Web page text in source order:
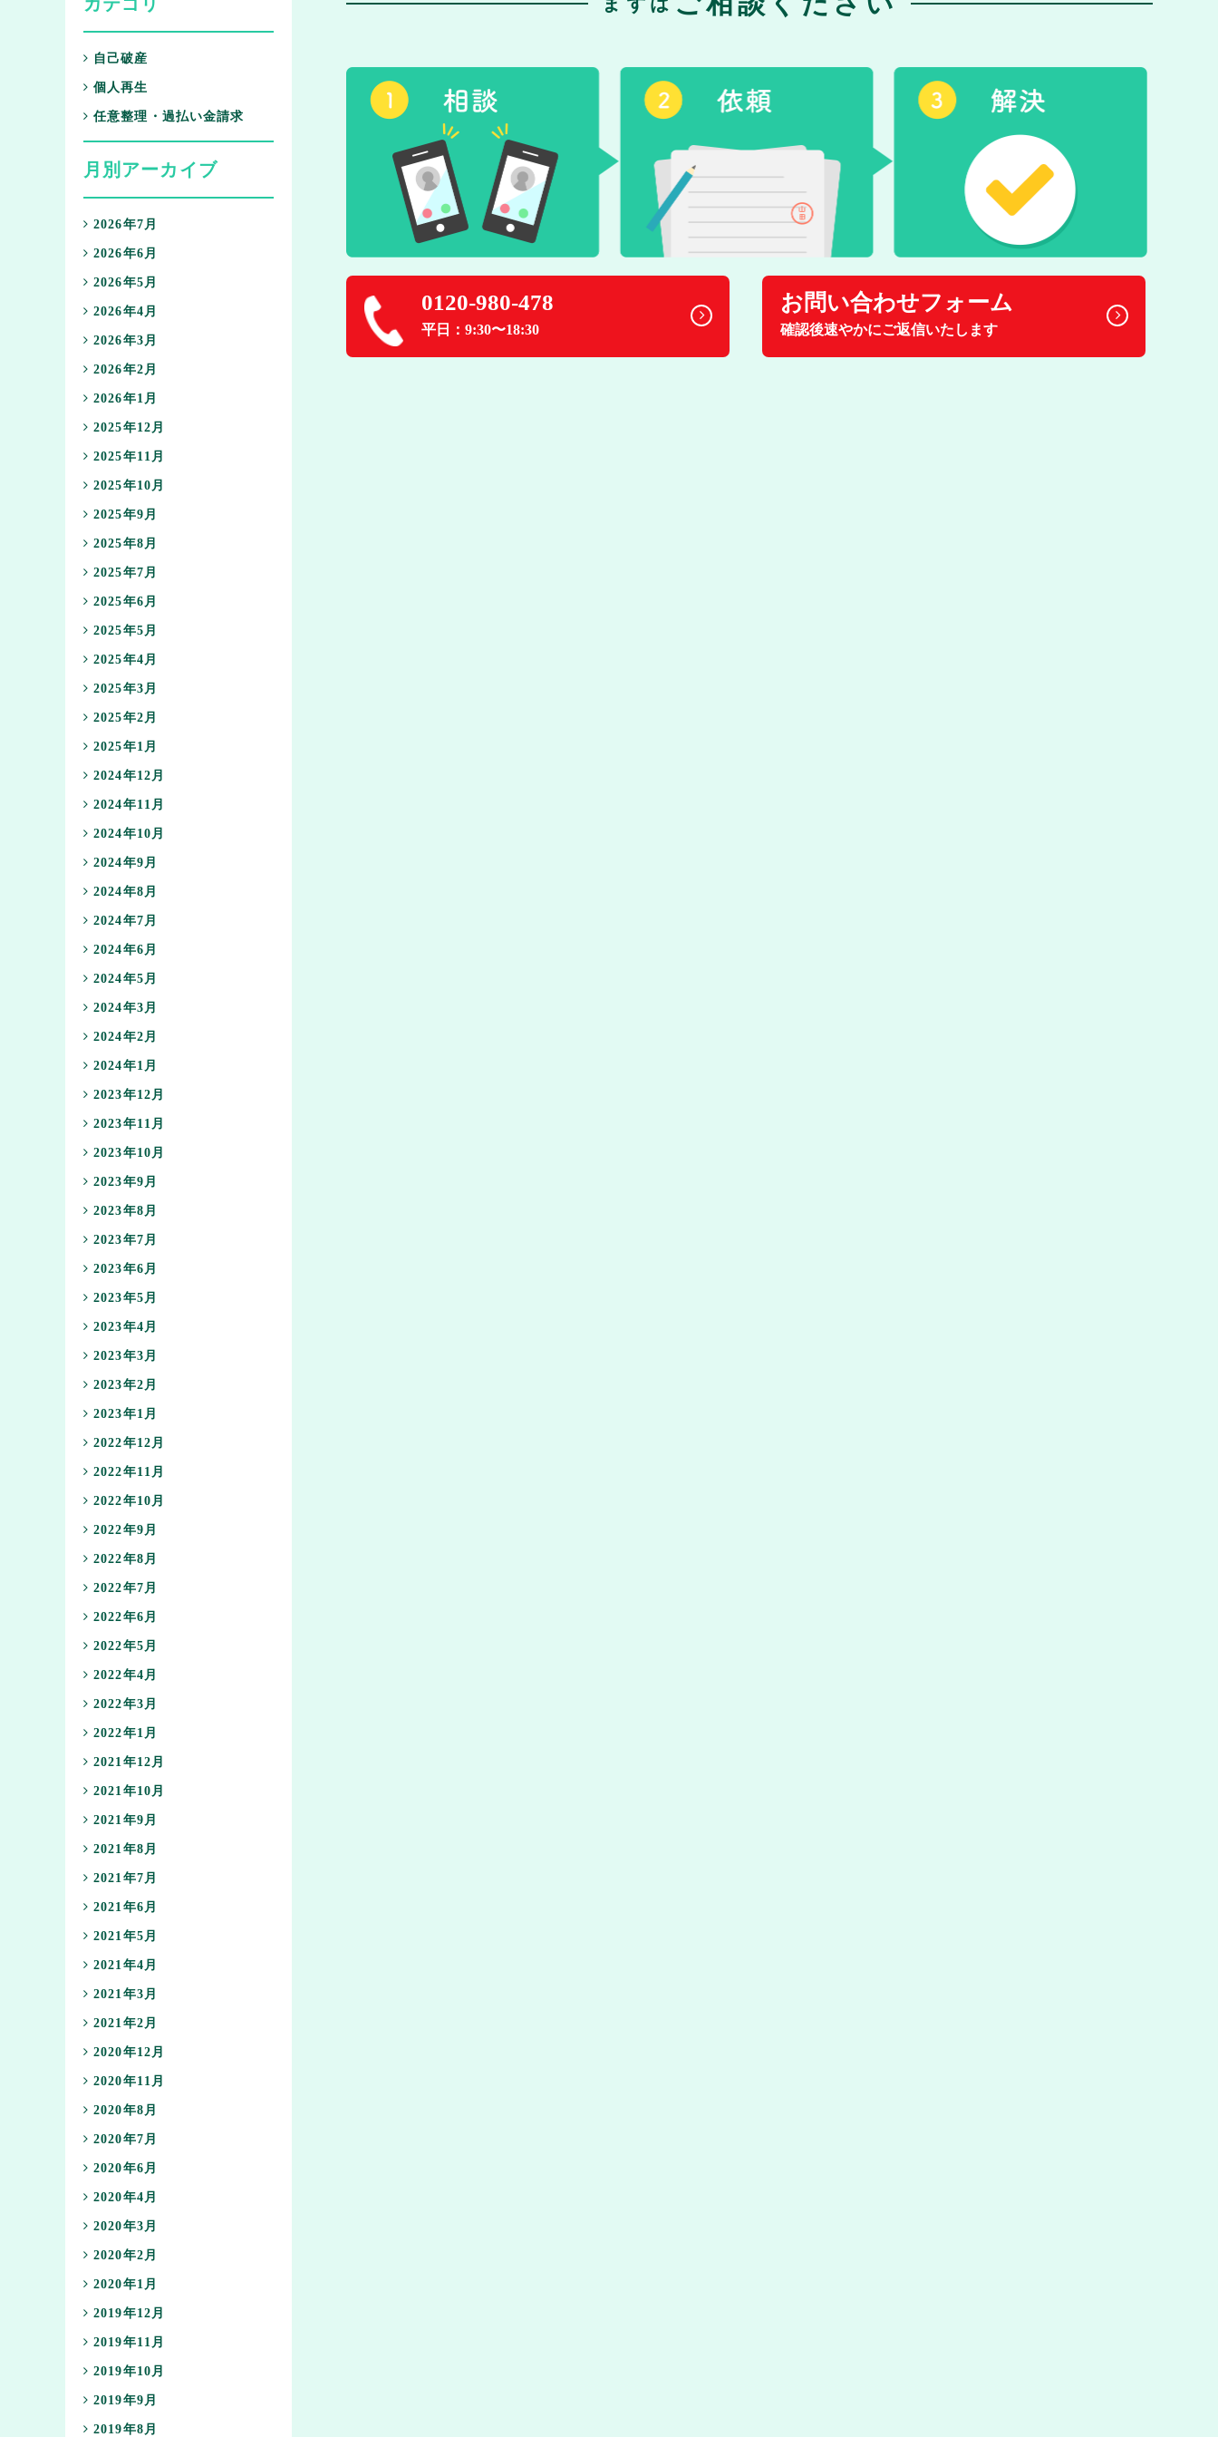
0120-980-478
平日：9:30〜18:30
お問い合わせフォーム
確認後速やかにご返信いたします
自己破産
個人再生
任意整理・過払い金請求
月別アーカイブ
2026年7月
2026年6月
2026年5月
2026年4月
2026年3月
2026年2月
2026年1月
2025年12月
2025年11月
2025年10月
2025年9月
2025年8月
2025年7月
2025年6月
2025年5月
2025年4月
2025年3月
2025年2月
2025年1月
2024年12月
2024年11月
2024年10月
2024年9月
2024年8月
2024年7月
2024年6月
2024年5月
2024年3月
2024年2月
2024年1月
2023年12月
2023年11月
2023年10月
2023年9月
2023年8月
2023年7月
2023年6月
2023年5月
2023年4月
2023年3月
2023年2月
2023年1月
2022年12月
2022年11月
2022年10月
2022年9月
2022年8月
2022年7月
2022年6月
2022年5月
2022年4月
2022年3月
2022年1月
2021年12月
2021年10月
2021年9月
2021年8月
2021年7月
2021年6月
2021年5月
2021年4月
2021年3月
2021年2月
2020年12月
2020年11月
2020年8月
2020年7月
2020年6月
2020年4月
2020年3月
2020年2月
2020年1月
2019年12月
2019年11月
2019年10月
2019年9月
2019年8月